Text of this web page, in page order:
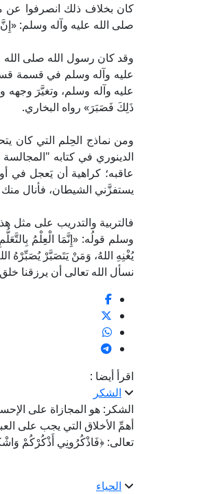
كان بخلاف ذلك انصرفوا عن
صلى الله عليه وآله وسلم:
وقد كان رسول الله صلى الله
عليه وآله وسلم في قسمة
عليه وآله وسلم، وتغيَّرَ
ذَلِكَ فَصَبَرَ» رواه البخاري.
ومن نماذج الحِلم التي كان
الدينوري في كتابه
عاقبه؛ كراهية أن يَعجل في
يستفزَّني الشيطان، فأنال
فالتربية والتدريب على مثل
وسلم قولُه: «إِنَّمَا الْعِلْمُ
يُغْنِهِ اللهُ، وَمَنْ يَتَصَبَّرْ يُصَبِّرْهُ
نسأل الله تعالى أن يرزقنا
اقرأ أيضا :
الشكر
الشكر: هو المجازاة على
أهمِّ الأخلاق التي يجب على
تعالى: ﴿فَاذْكُرُونِي أَذْكُرْكُمْ
الحياء